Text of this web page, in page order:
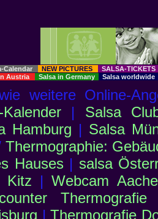
Calendar NEW PICTURES
SALSA-
Austria
Salsa in Germany Salsa worldwide
weitere Online-
Kalender| Salsa
Hamburg | Salsa
Thermographie:
Hauses| salsa
Kitz |Webcam
Thermografie
|Thermografie